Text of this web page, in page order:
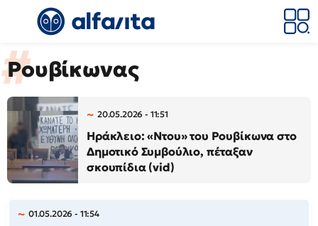
Ρουβίκωνας
20.05.2026 - 11:51
Ηράκλειο: «Ντου» του Ρουβίκωνα στο
Δημοτικό Συμβούλιο, πέταξαν
σκουπίδια (vid)
01.05.2026 - 11:54